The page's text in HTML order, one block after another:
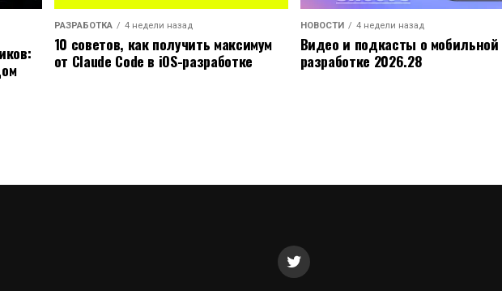
РАЗРАБОТКА 4 недели назад
10 советов, как получить максимум
от Claude Code в iOS-разработке
НОВОСТИ 4 недели назад
Видео и подкасты о мобильной
разработке 2026.28